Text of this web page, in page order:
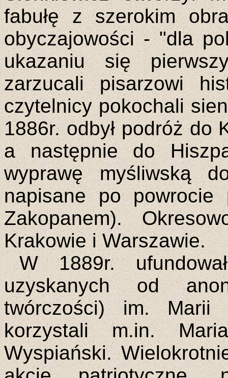
fabułę z szerokim
obyczajowości - "dla
ukazaniu się
zarzucali pisarzowi
czytelnicy pokochali
1886r. odbył podróż do
a następnie do
wyprawę myśliwską
napisane po powrocie
Zakopanem).
Krakowie i Warszawie.
W 1889r.
uzyskanych od
twórczości) im. Marii
korzystali m.in.
Wyspiański.